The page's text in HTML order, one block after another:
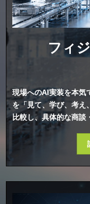
フィ
現場へのAI実装を本気
を「見て、学び、考え
比較し、具体的な商談